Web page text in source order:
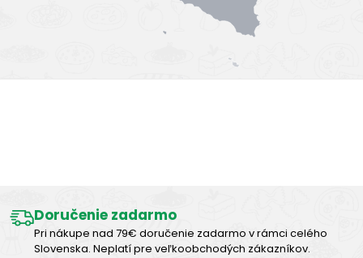
Doručenie zadarmo
Pri nákupe nad 79€ doručenie zadarmo v rámci celého
Slovenska. Neplatí pre veľkoobchodých zákazníkov.